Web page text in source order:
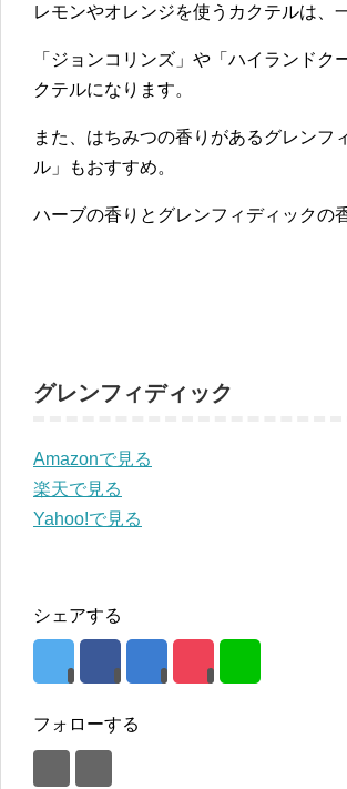
レモンやオレンジを使うカクテルは、
「ジョンコリンズ」や「ハイランド
クテルになります。
また、はちみつの香りがあるグレンフ
ル」もおすすめ。
ハーブの香りとグレンフィディックの
グレンフィディック
Amazonで見る
楽天で見る
Yahoo!で見る
シェアする
フォローする